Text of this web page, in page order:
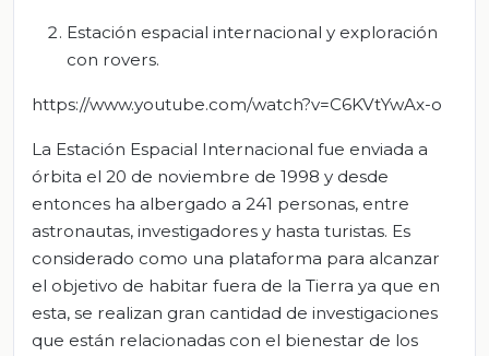
Estación espacial internacional y exploración
con rovers.
https://www.youtube.com/watch?v=C6KVtYwAx-o
La Estación Espacial Internacional fue enviada a
órbita el 20 de noviembre de 1998 y desde
entonces ha albergado a 241 personas, entre
astronautas, investigadores y hasta turistas. Es
considerado como una plataforma para alcanzar
el objetivo de habitar fuera de la Tierra ya que en
esta, se realizan gran cantidad de investigaciones
que están relacionadas con el bienestar de los